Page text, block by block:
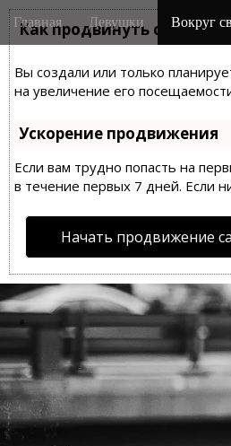
Как продвинуть сайт на
Вы создали или только
на увеличение его
Ускорение продвижения
Если вам трудно попасть на
в течение первых 7 дней. Если
Начать продвижение
M
a
n
m
e
n
u
i
Главная Девушки Вокруг